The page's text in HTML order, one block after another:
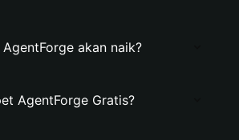
akan naik?
AgentForge Gratis?